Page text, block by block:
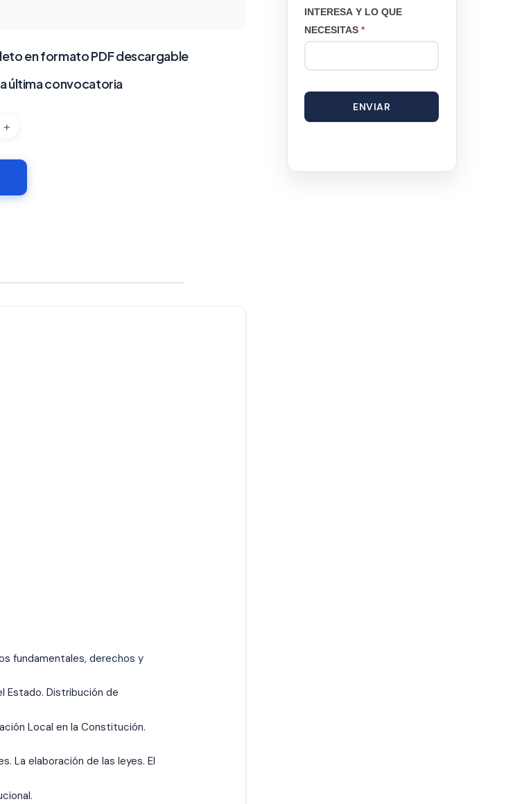
en formato PDF descargable
última convocatoria
fundamentales, derechos y
Estado. Distribución de
Local en la Constitución.
La elaboración de las leyes. El
INTERESA Y LO QUE
NECESITAS*
ENVIAR